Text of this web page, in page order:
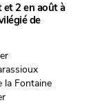
2 en août à
de
la Fontaine